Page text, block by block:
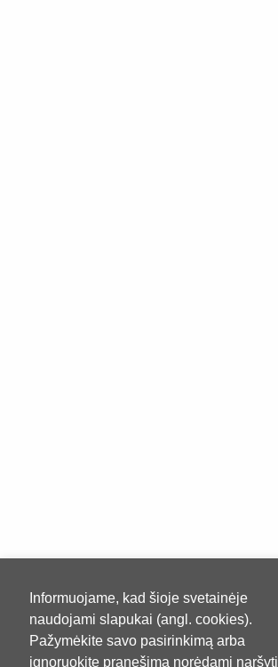
Informuojame, kad šioje svetainėje
naudojami slapukai (angl. cookies).
Pažymėkite savo pasirinkimą arba
ignoruokite pranešimą norėdami naršyti